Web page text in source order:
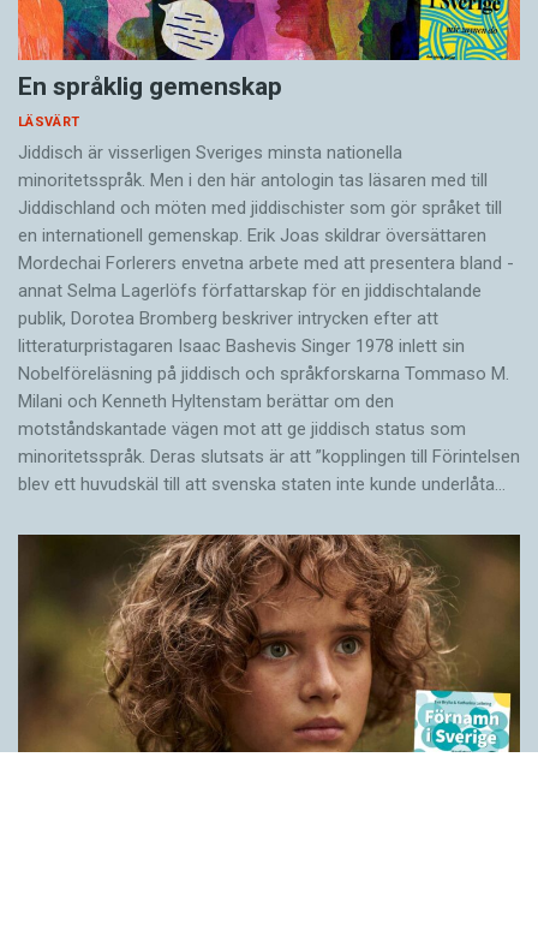
En språklig gemenskap
LÄSVÄRT
Jiddisch är visserligen Sveriges minsta nationella
minoritetsspråk. Men i den här antologin tas läsaren med till
Jiddischland och möten med jiddischister som gör språket till
en internationell gemenskap. Erik Joas skildrar översättaren
Morde­chai Forlerers envetna arbete med att presentera bland ­
annat Selma Lagerlöfs författarskap för en jiddisch­talande
publik, Dorotea Bromberg beskriver intrycken efter att
litteraturpristagaren Isaac Bashevis Singer 1978 inlett sin
Nobelföreläsning på jiddisch och språkforskarna Tommaso M.
Milani och Kenneth Hyltenstam berättar om den
motståndskantade vägen mot att ge jiddisch status som
minoritetsspråk. Deras slutsats är att ”kopplingen till Förintelsen
blev ett huvud­skäl till att svenska staten inte kunde underlåta…